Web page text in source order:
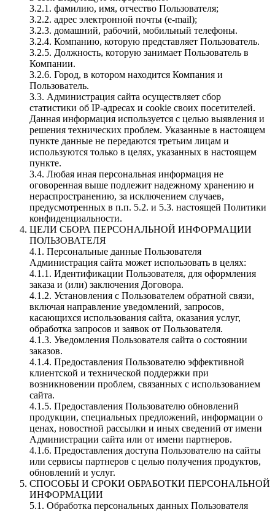
3.2.1. фамилию, имя, отчество Пользователя;
3.2.2. адрес электронной почты (e-mail);
3.2.3. домашний, рабочий, мобильный телефоны.
3.2.4. Компанию, которую представляет Пользователь.
3.2.5. Должность, которую занимает Пользователь в
Компании.
3.2.6. Город, в котором находится Компания и
Пользователь.
3.3. Администрация сайта осуществляет сбор
статистики об IP-адресах и cookie своих посетителей.
Данная информация используется с целью выявления и
решения технических проблем. Указанные в настоящем
пункте данные не передаются третьим лицам и
используются только в целях, указанных в настоящем
пункте.
3.4. Любая иная персональная информация не
оговоренная выше подлежит надежному хранению и
нераспространению, за исключением случаев,
предусмотренных в п.п. 5.2. и 5.3. настоящей Политики
конфиденциальности.
ЦЕЛИ СБОРА ПЕРСОНАЛЬНОЙ ИНФОРМАЦИИ
ПОЛЬЗОВАТЕЛЯ
4.1. Персональные данные Пользователя
Администрация сайта может использовать в целях:
4.1.1. Идентификации Пользователя, для оформления
заказа и (или) заключения Договора.
4.1.2. Установления с Пользователем обратной связи,
включая направление уведомлений, запросов,
касающихся использования сайта, оказания услуг,
обработка запросов и заявок от Пользователя.
4.1.3. Уведомления Пользователя сайта о состоянии
заказов.
4.1.4. Предоставления Пользователю эффективной
клиентской и технической поддержки при
возникновении проблем, связанных с использованием
сайта.
4.1.5. Предоставления Пользователю обновлений
продукции, специальных предложений, информации о
ценах, новостной рассылки и иных сведений от имени
Администрации сайта или от имени партнеров.
4.1.6. Предоставления доступа Пользователю на сайты
или сервисы партнеров с целью получения продуктов,
обновлений и услуг.
СПОСОБЫ И СРОКИ ОБРАБОТКИ ПЕРСОНАЛЬНОЙ
ИНФОРМАЦИИ
5.1. Обработка персональных данных Пользователя